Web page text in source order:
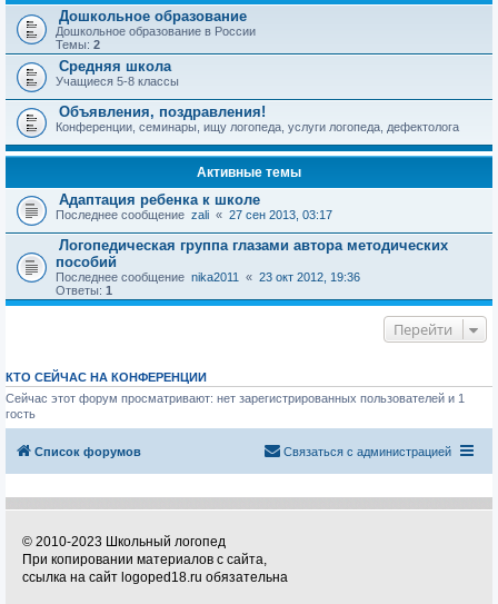
к
Дошкольное образование
Дошкольное образование в России
Темы: 2
Средняя школа
Учащиеся 5-8 классы
Объявления, поздравления!
Конференции, семинары, ищу логопеда, услуги логопеда, дефектолога
Активные темы
Адаптация ребенка к школе
Последнее сообщение zali « 27 сен 2013, 03:17
Логопедическая группа глазами автора методических
пособий
Последнее сообщение nika2011 « 23 окт 2012, 19:36
Ответы: 1
Перейти
КТО СЕЙЧАС НА КОНФЕРЕНЦИИ
Сейчас этот форум просматривают: нет зарегистрированных пользователей и 1
гость
Список форумов Связаться с администрацией
© 2010-2023 Школьный логопед
При копировании материалов с сайта,
ссылка на сайт logoped18.ru обязательна